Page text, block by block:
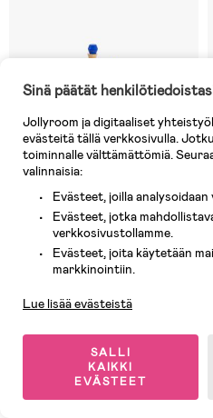
Varastossa
VIGA Tornien Rakennuspeli
Sinä päätät
Jollyroom ja digitaaliset
evästeitä tällä verkkosivulla.
toiminnalle välttämättömiä.
valinnaisia:
Evästeet, joilla
Evästeet, jotka
verkkosivustollamme.
Evästeet, joita käytetään
markkinointiin.
Lue lisää evästeistä
SALLI
KAIKKI
EVÄSTEET